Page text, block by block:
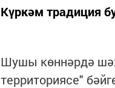
Күркәм традиция
Шушы көннәрдә
территориясе"